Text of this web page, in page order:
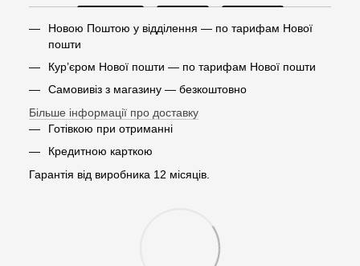
Новою Поштою у відділення — по тарифам Нової
пошти
Кур’єром Нової пошти — по тарифам Нової пошти
Самовивіз з магазину — безкоштовно
Більше інформації про доставку
Готівкою при отриманні
Кредитною карткою
Гарантія від виробника 12 місяців.